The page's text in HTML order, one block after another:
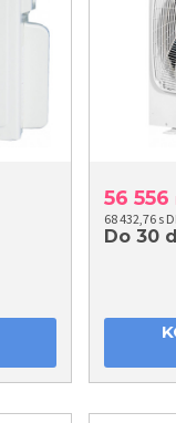
56 556
68 432,76 s
Do 30